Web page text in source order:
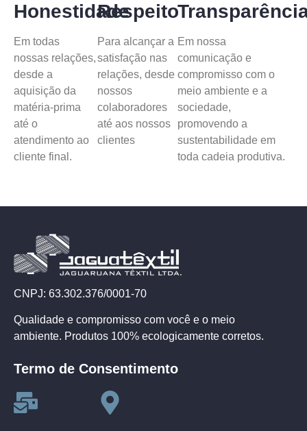
Honestidade
Em todas
nossas relações,
desde a
aquisição da
matéria-prima
até o
atendimento ao
cliente final.
Respeito
Para alcançar a
satisfação nas
relações, desde
nossos
colaboradores
até aos nossos
clientes
Em nossa
comunicação e
compromisso com o
meio ambiente e a
sociedade,
promovendo a
sustentabilidade em
toda cadeia produtiva.
CNPJ: 63.302.376/0001-70
Qualidade e compromisso com você e o meio
ambiente. Produtos 100% ecologicamente corretos.
Termo de Consentimento